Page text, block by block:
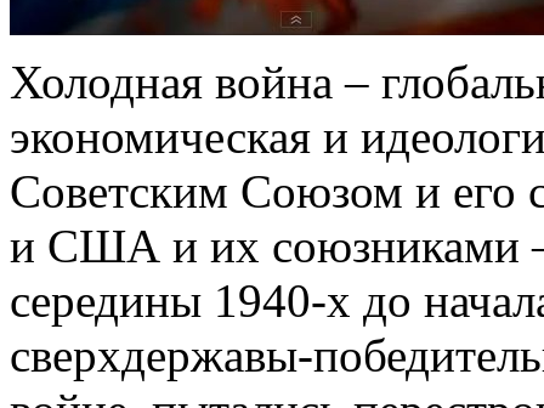
Холодная война –
экономическая и
Советским Союзом и его
и США и их союзниками
середины 1940-х до
сверхдержавы-